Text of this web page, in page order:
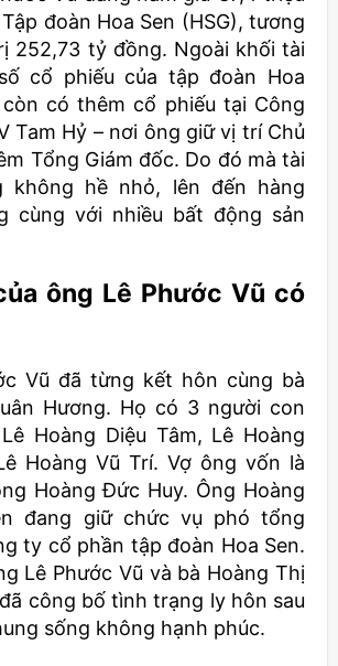
đoàn Hoa Sen (HSG), tương
252,73 tỷ đồng. Ngoài khối tài
cổ phiếu của tập đoàn Hoa
có thêm cổ phiếu tại Công
Tam Hỷ – nơi ông giữ vị trí Chủ
Tổng Giám đốc. Do đó mà tài
không hề nhỏ, lên đến hàng
cùng với nhiều bất động sản
ông Lê Phước Vũ có
Vũ đã từng kết hôn cùng bà
Hương. Họ có 3 người con
Hoàng Diệu Tâm, Lê Hoàng
Hoàng Vũ Trí. Vợ ông vốn là
Hoàng Đức Huy. Ông Hoàng
đang giữ chức vụ phó tổng
ty cổ phần tập đoàn Hoa Sen.
Lê Phước Vũ và bà Hoàng Thị
công bố tình trạng ly hôn sau
sống không hạnh phúc.